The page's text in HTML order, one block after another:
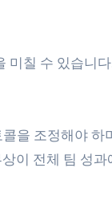
칠 수 있습니
을 조정해야
이 전체 팀 성